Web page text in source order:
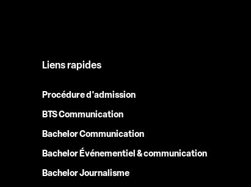
Liens rapides
Procédure d'admission
BTS Communication
Bachelor Communication
Bachelor Événementiel & communication
Bachelor Journalisme